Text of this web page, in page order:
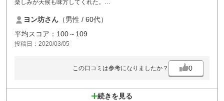
楽しみが天候も味方してくれた。
ヨン坊さん （男性 / 60代）
平均スコア：100～109
投稿日：2020/03/05
この口コミは参考になりましたか？ 0
続きを見る